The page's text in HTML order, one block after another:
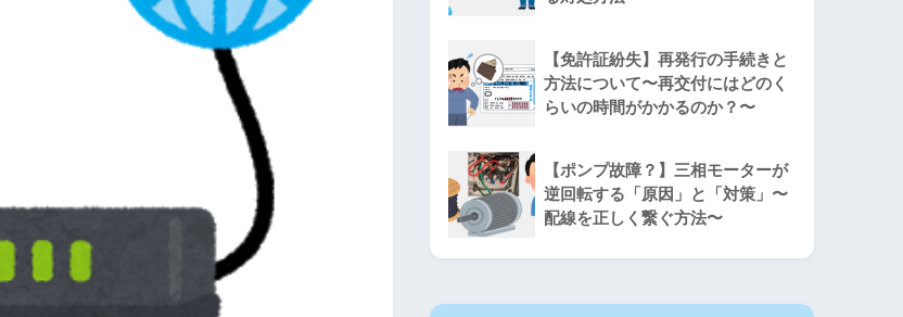
【免許証紛失】再発行の手続きと
方法について〜再交付にはどのく
らいの時間がかかるのか？〜
【ポンプ故障？】三相モーターが
逆回転する「原因」と「対策」〜
配線を正しく繋ぐ方法〜